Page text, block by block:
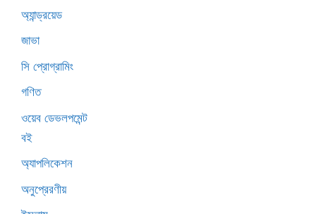
অ্যান্ড্রয়েড
জাভা
সি প্রোগ্রামিং
গণিত
ওয়েব ডেভলপমেন্ট
বই
অ্যাপলিকেশন
অনুপ্রেরণীয়